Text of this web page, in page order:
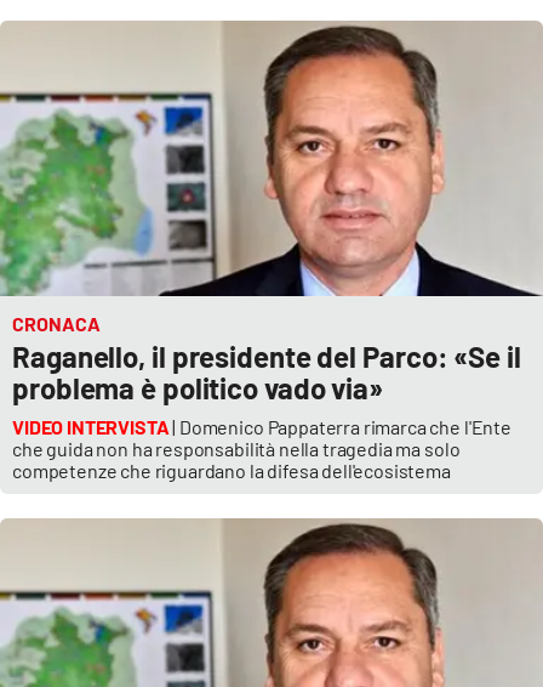
CRONACA
Raganello, il presidente del Parco: «Se il
problema è politico vado via»
VIDEO INTERVISTA| Domenico Pappaterra rimarca che l'Ente
che guida non ha responsabilità nella tragedia ma solo
competenze che riguardano la difesa dell'ecosistema